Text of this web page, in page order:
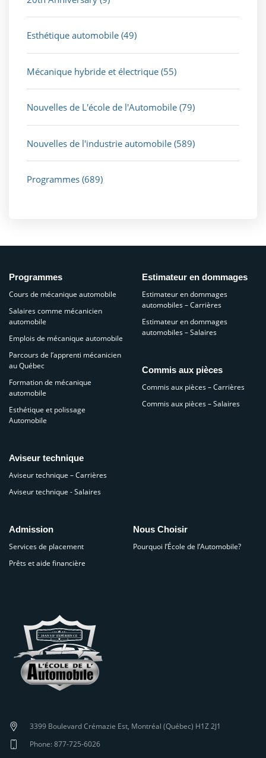
Esthétique automobile (49)
Mécanique hybride et électrique (55)
Nouvelles de L'école de l'Automobile (79)
Nouvelles de l'industrie automobile (589)
Programmes (689)
3399 Boulevard Crémazie Est, Montréal (Québec) H1Z 2J1
Phone: 877-725-6026
Programmes
Cours de mécanique automobile
Salaires comme mécanicien
automobile
Emplois de mécanique automobile
Parcours de l’apprenti mécanicien
au Québec
Formation de mécanique
automobile
Esthétique et polissage
Automobile
Aviseur technique
Aviseur technique – Carrières
Aviseur technique - Salaires
Estimateur en dommages
Estimateur en dommages
automobiles – Carrières
Estimateur en dommages
automobiles – Salaires
Commis aux pièces
Commis aux pièces – Carrières
Commis aux pièces – Salaires
Admission
Services de placement
Prêts et aide financière
Nous Choisir
Pourquoi l’École de l’Automobile?